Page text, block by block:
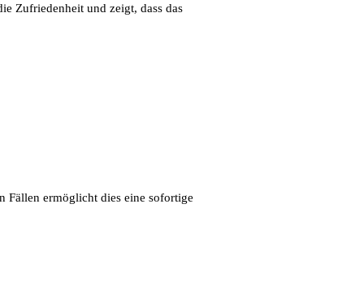
Zufriedenheit und zeigt, dass das
Fällen ermöglicht dies eine sofortige